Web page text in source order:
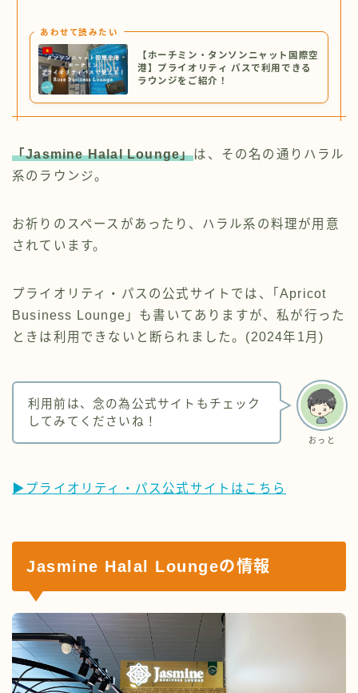
あわせて読みたい
【ホーチミン・タンソンニャット国際空
港】プライオリティ パスで利用できる
ラウンジをご紹介！
「Jasmine Halal Lounge」は、その名の通りハラル
系のラウンジ。
お祈りのスペースがあったり、ハラル系の料理が用意
されています。
プライオリティ・パスの公式サイトでは、｢Apricot
Business Lounge」も書いてありますが、私が行った
ときは利用できないと断られました。(2024年1月)
おっと
利用前は、念の為公式サイトもチェック
してみてくださいね！
▶プライオリティ・パス公式サイトはこちら
Jasmine Halal Loungeの情報